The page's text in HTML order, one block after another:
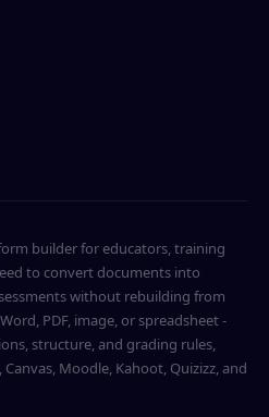
builder for educators, training
to convert documents into
without rebuilding from
PDF, image, or spreadsheet -
structure, and grading rules,
Moodle, Kahoot, Quizizz, and